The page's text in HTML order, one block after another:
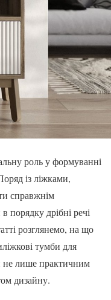
роль у формуванні
із ліжками,
справжнім
порядку дрібні речі
розглянемо, на що
тумби для
не лише практичним
дизайну.